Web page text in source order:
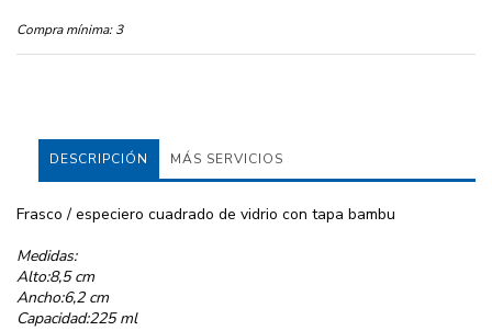
Compra mínima: 3
DESCRIPCIÓN MÁS SERVICIOS
Frasco / especiero cuadrado de vidrio con tapa bambu
Medidas:
Alto:8,5 cm
Ancho:6,2 cm
Capacidad:225 ml